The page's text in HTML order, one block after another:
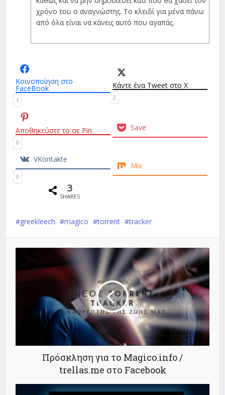
χρόνο του ο αναγνώστης. Το κλειδί για μένα πάνω
από όλα είναι να κάνεις αυτό που αγαπάς.
Κοινοποίηση στο
FaceBook
1
Κάντε ένα Tweet στο X
2
Αποθηκεύστε το σε Pin
0
Save
VKontakte
0
Mix
3
SHARES
greekleech magico torrent tracker
Πρόσκληση για το Magico.info /
trellas.me στο Facebook